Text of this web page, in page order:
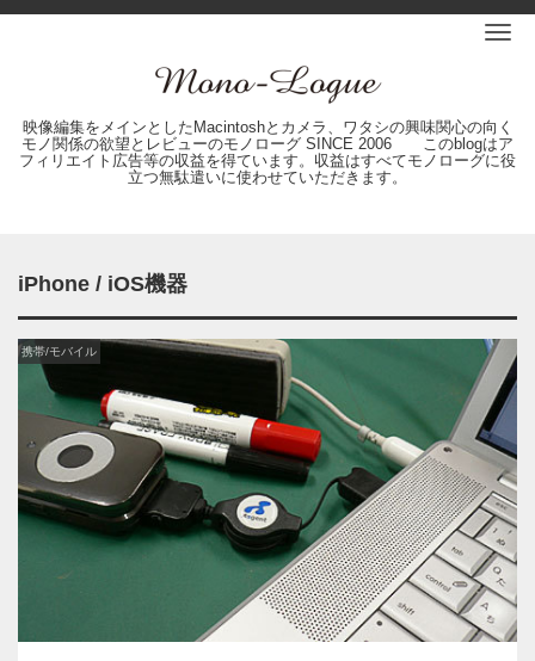
映像編集をメインとしたMacintoshとカメラ、ワタシの興味関心の向く
モノ関係の欲望とレビューのモノローグ SINCE 2006 このblogはア
フィリエイト広告等の収益を得ています。収益はすべてモノローグに役
立つ無駄遣いに使わせていただきます。
iPhone / iOS機器
携帯/モバイル